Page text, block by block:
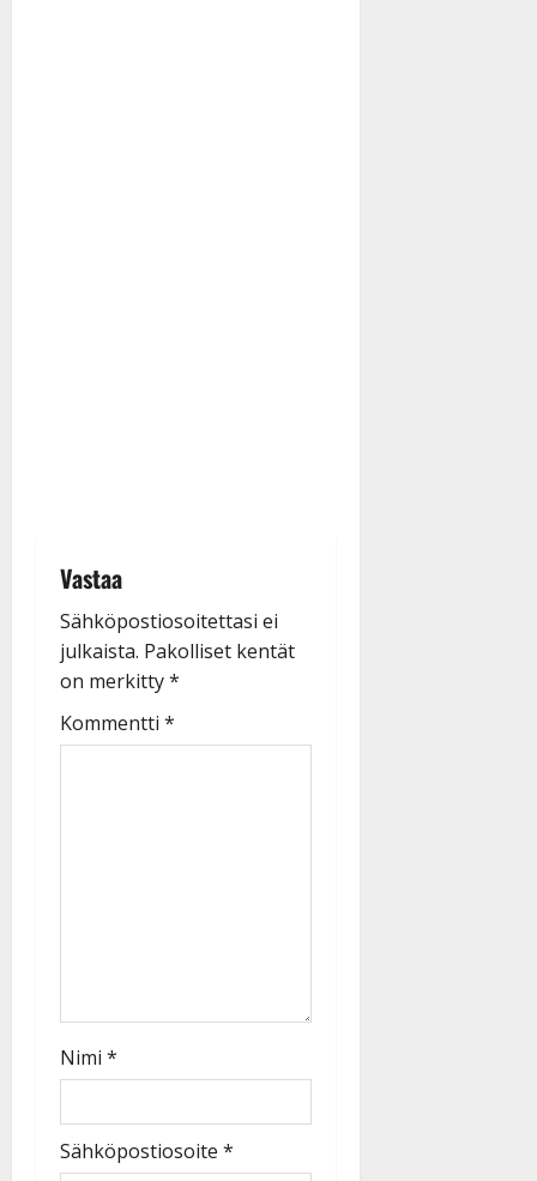
Vastaa
Sähköpostiosoitettasi ei
julkaista. Pakolliset kentät
on merkitty*
Kommentti *
Nimi *
Sähköpostiosoite *